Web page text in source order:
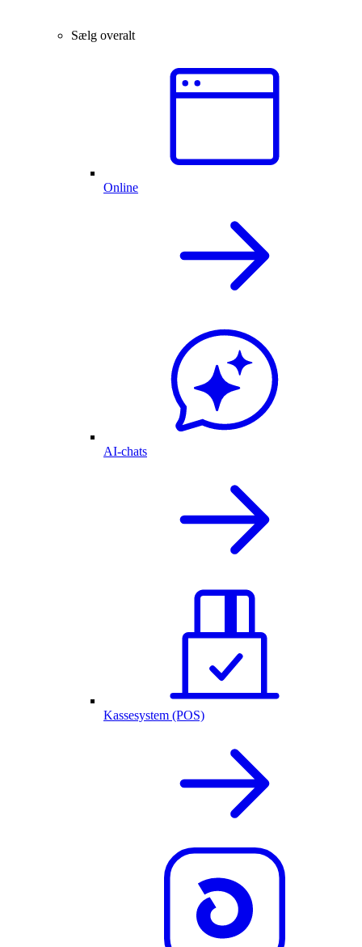
Sælg overalt
Online
AI-chats
Kassesystem (POS)